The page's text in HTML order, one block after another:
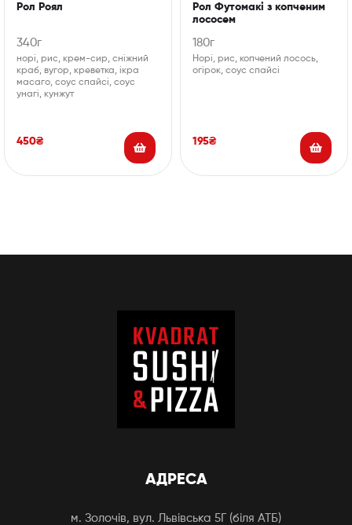
Рол Роял
340г
норі, рис, крем-сир, сніжний
краб, вугор, креветка, ікра
масаго, соус спайсі, соус
унагі, кунжут
450₴
Рол Футомакі з копченим
лососем
180г
Норі, рис, копчений лосось,
огірок, соус спайсі
195₴
АДРЕСА
м. Золочів, вул. Львівська 5Г (біля АТБ)